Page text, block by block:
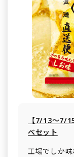
【7/13～7/
べセット
工場でしか